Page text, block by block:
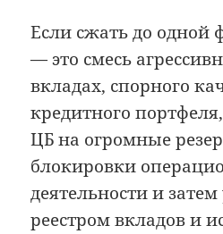
Если сжать до одной
— это смесь
вкладах, спорного
кредитного
ЦБ на огромные
блокировки
деятельности и
реестром вкладов и